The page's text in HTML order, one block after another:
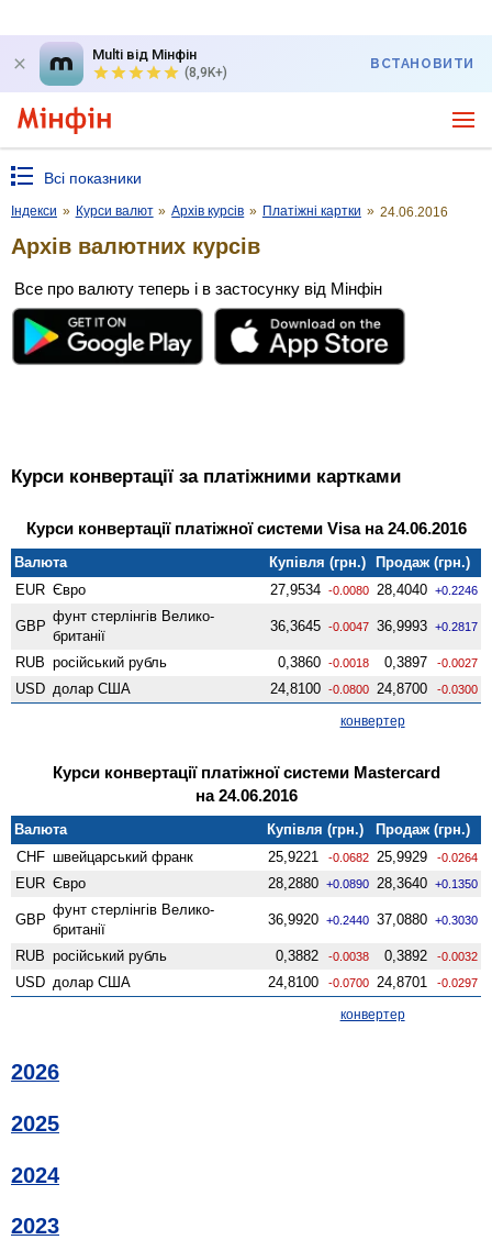
Multi від Мінфін
(8,9K+)
ВСТАНОВИТИ
Всі показники
Індекси » Курси валют » Архів курсів » Платіжні картки » 24.06.2016
Архів валютних курсів
Все про валюту теперь і в застосунку від Мінфін
Курси конвертації за платіжними картками
Курси конвертації платіжної системи Visa на 24.06.2016
Валюта Купівля (грн.)
Продаж (грн.)
EUR Євро 27,9534 -0.0080 28,4040 +0.2246
GBP
фунт стерлінгів Велико­
британії
36,3645 -0.0047 36,9993 +0.2817
RUB російський рубль 0,3860 -0.0018 0,3897 -0.0027
USD долар США 24,8100 -0.0800 24,8700 -0.0300
конвертер
Курси конвертації платіжної системи Mastercard
на 24.06.2016
Валюта Купівля (грн.)
Продаж (грн.)
CHF швейцарський франк 25,9221 -0.0682 25,9929 -0.0264
EUR Євро 28,2880 +0.0890 28,3640 +0.1350
GBP
фунт стерлінгів Велико­
британії
36,9920 +0.2440 37,0880 +0.3030
RUB російський рубль 0,3882 -0.0038 0,3892 -0.0032
USD долар США 24,8100 -0.0700 24,8701 -0.0297
конвертер
2026
2025
2024
2023